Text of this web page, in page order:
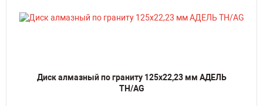
Диск алмазный по граниту 125х22,23 мм АДЕЛЬ
TH/AG